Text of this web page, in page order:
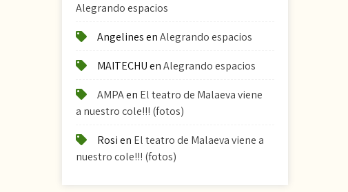
Alegrando espacios
AngelinesenAlegrando espacios
MAITECHUenAlegrando espacios
AMPAen El teatro de Malaeva viene
a nuestro cole!!! (fotos)
Rosien El teatro de Malaeva viene a
nuestro cole!!! (fotos)